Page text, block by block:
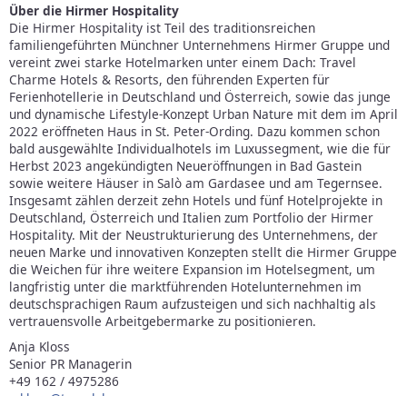
Über die Hirmer Hospitality
Die Hirmer Hospitality ist Teil des traditionsreichen
familiengeführten Münchner Unternehmens Hirmer Gruppe und
vereint zwei starke Hotelmarken unter einem Dach: Travel
Charme Hotels & Resorts, den führenden Experten für
Ferienhotellerie in Deutschland und Österreich, sowie das junge
und dynamische Lifestyle-Konzept Urban Nature mit dem im April
2022 eröffneten Haus in St. Peter-Ording. Dazu kommen schon
bald ausgewählte Individualhotels im Luxussegment, wie die für
Herbst 2023 angekündigten Neueröffnungen in Bad Gastein
sowie weitere Häuser in Salò am Gardasee und am Tegernsee.
Insgesamt zählen derzeit zehn Hotels und fünf Hotelprojekte in
Deutschland, Österreich und Italien zum Portfolio der Hirmer
Hospitality. Mit der Neustrukturierung des Unternehmens, der
neuen Marke und innovativen Konzepten stellt die Hirmer Gruppe
die Weichen für ihre weitere Expansion im Hotelsegment, um
langfristig unter die marktführenden Hotelunternehmen im
deutschsprachigen Raum aufzusteigen und sich nachhaltig als
vertrauensvolle Arbeitgebermarke zu positionieren.
Anja Kloss
Senior PR Managerin
+49 162 / 4975286